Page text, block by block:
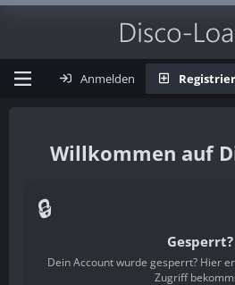
Anmelden
🔒
Gesperrt?
Dein Account wurde gesperrt? Hier
Zugriff